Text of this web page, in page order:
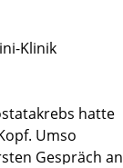
Klinik
hatte
Umso
Gespräch an